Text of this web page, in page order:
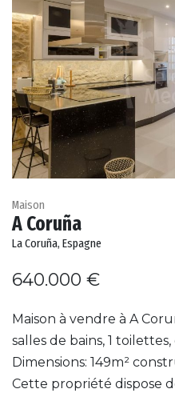
Maison
A Coruña
La Coruña, Espagne
640.000 €
Maison à vendre à A
salles de bains, 1
Dimensions: 149m²
Cette propriété dispose